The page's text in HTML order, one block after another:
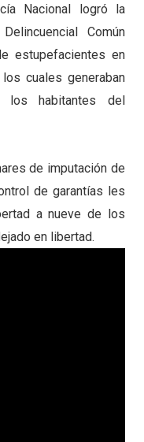
Nacional logró la
Común
estupefacientes en
cuales generaban
los habitantes del
de imputación de
de garantías les
a nueve de los
en libertad.